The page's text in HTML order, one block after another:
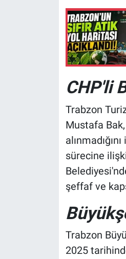
CHP'li
Trabzon
Mustafa
sürecine
şeffaf ve
Trabzon
2025